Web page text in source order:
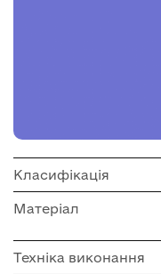
Класифікація
Матеріал
Техніка виконання